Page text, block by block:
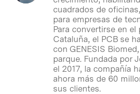
cuadrados de
para empresas de
Para convertirse en
Cataluña, el PCB se
con GENESIS
parque. Fundada por
el 2017, la compañía
ahora más de 60
sus clientes.